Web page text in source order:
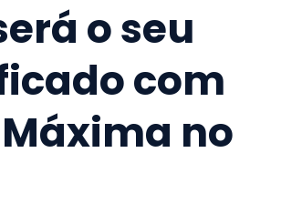
o seu
com
no